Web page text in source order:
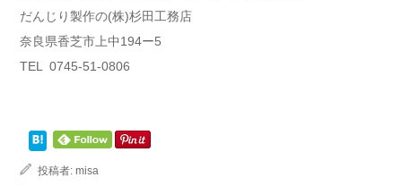
だんじり製作の(株)杉田工務店
奈良県香芝市上中194ー5
TEL 0745-51-0806
投稿者: misa